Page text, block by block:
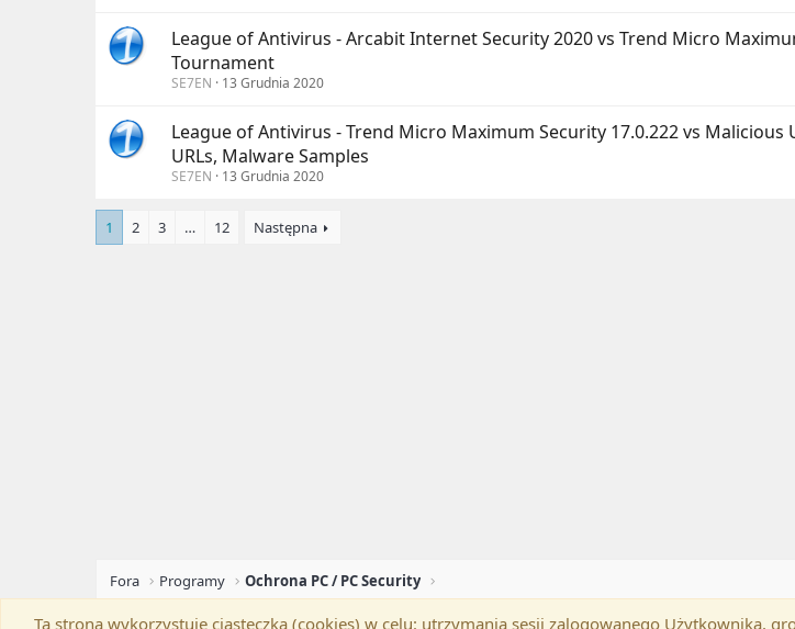
League of Antivirus - Arcabit Internet Security 2020 vs Trend Micro
Tournament
SE7EN 13 Grudnia 2020
League of Antivirus - Trend Micro Maximum Security 17.0.222 vs Malicious
URLs, Malware Samples
SE7EN 13 Grudnia 2020
1 2 3 … 12 Następna
Fora Programy Ochrona PC / PC Security
Ta strona wykorzystuje ciasteczka (cookies) w celu: utrzymania sesji zalogowanego Użytkownika,